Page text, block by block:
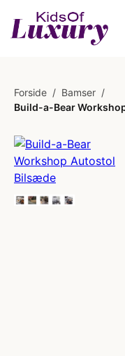
Forside / Bamser /
Build-a-Bear